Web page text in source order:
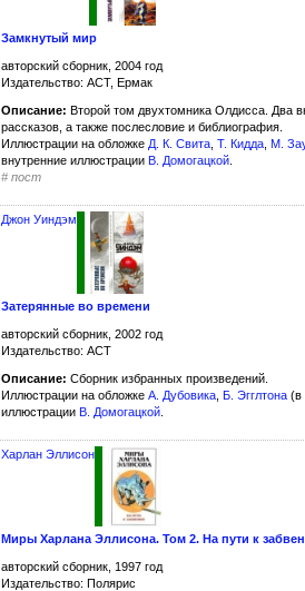
Замкнутый мир
авторский сборник, 2004 год
Издательство: АСТ, Ермак
Описание: Второй том двухтомника Олдисса. Два
рассказов, а также послесловие и библиография.
Иллюстрации на обложке Д. К. Свита Т. Кидда М.
внутренние иллюстрации В. Домогацкой
# пост
Джон Уиндэм
Затерянные во времени
авторский сборник, 2002 год
Издательство: АСТ
Описание: Сборник избранных произведений.
Иллюстрации на обложке А. Дубовика, Б. Эгглтона (в
иллюстрации В. Домогацкой.
Харлан Эллисон
Миры Харлана Эллисона. Том 2. На пути к
авторский сборник, 1997 год
Издательство: Полярис